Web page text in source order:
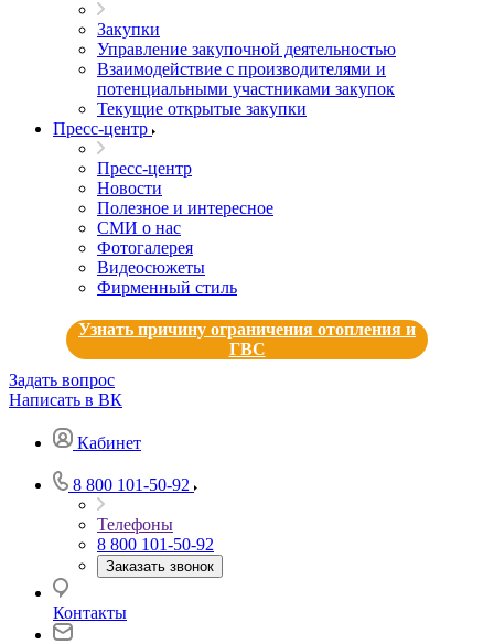
Закупки
Управление закупочной деятельностью
Взаимодействие с производителями и
потенциальными участниками закупок
Текущие открытые закупки
Пресс-центр
Пресс-центр
Новости
Полезное и интересное
СМИ о нас
Фотогалерея
Видеосюжеты
Фирменный стиль
Узнать причину ограничения отопления и
ГВС
Задать вопрос
Написать в ВК
Кабинет
8 800 101-50-92
Телефоны
8 800 101-50-92
Заказать звонок
Контакты